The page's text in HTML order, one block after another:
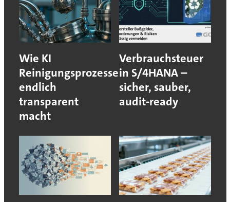
Wie KI
Reinigungsprozesse
endlich
transparent
macht
Verbrauchsteuer
in S/4HANA –
sicher, sauber,
audit-ready